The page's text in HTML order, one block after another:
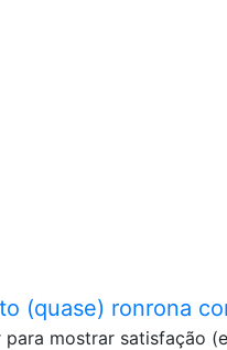
(quase) ronrona
mostrar satisfação